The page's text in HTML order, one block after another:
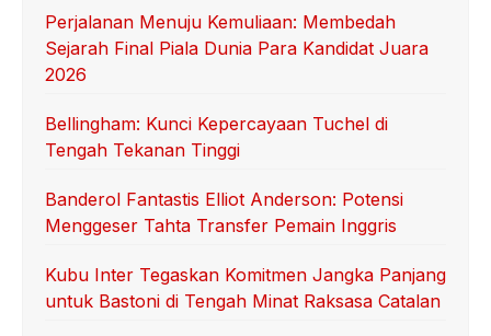
Perjalanan Menuju Kemuliaan: Membedah
Sejarah Final Piala Dunia Para Kandidat Juara
2026
Bellingham: Kunci Kepercayaan Tuchel di
Tengah Tekanan Tinggi
Banderol Fantastis Elliot Anderson: Potensi
Menggeser Tahta Transfer Pemain Inggris
Kubu Inter Tegaskan Komitmen Jangka Panjang
untuk Bastoni di Tengah Minat Raksasa Catalan